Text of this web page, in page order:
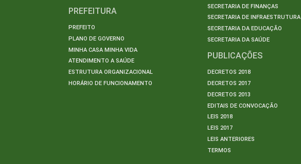
PREFEITURA
PREFEITO
PLANO DE GOVERNO
MINHA CASA MINHA VIDA
ATENDIMENTO A SAÚDE
ESTRUTURA ORGANIZACIONAL
HORÁRIO DE FUNCIONAMENTO
SECRETARIA DE FINANÇAS
SECRETARIA DE INFRAESTRUTURA
SECRETARIA DA EDUCAÇÃO
SECRETARIA DA SAÚDE
PUBLICAÇÕES
DECRETOS 2018
DECRETOS 2017
DECRETOS 2013
EDITAIS DE CONVOCAÇÃO
LEIS 2018
LEIS 2017
LEIS ANTERIORES
TERMOS